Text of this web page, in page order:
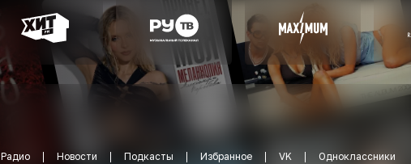
Радио Новости Подкасты Избранное VK
Одноклассники